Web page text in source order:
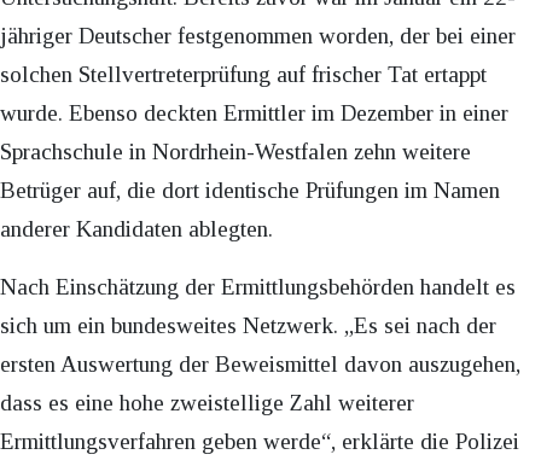
jähriger Deutscher festgenommen worden, der bei einer
solchen Stellvertreterprüfung auf frischer Tat ertappt
wurde. Ebenso deckten Ermittler im Dezember in einer
Sprachschule in Nordrhein-Westfalen zehn weitere
Betrüger auf, die dort identische Prüfungen im Namen
anderer Kandidaten ablegten.
Nach Einschätzung der Ermittlungsbehörden handelt es
sich um ein bundesweites Netzwerk. „Es sei nach der
ersten Auswertung der Beweismittel davon auszugehen,
dass es eine hohe zweistellige Zahl weiterer
Ermittlungsverfahren geben werde“, erklärte die Polizei